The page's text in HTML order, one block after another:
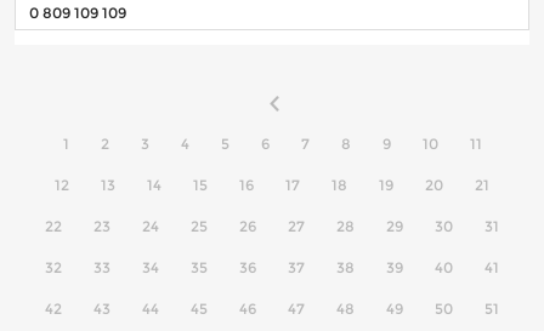
0 809 109 109
1 2 3 4 5 6 7 8 9 10 11
12 13 14 15 16 17 18 19 20 21
22 23 24 25 26 27 28 29 30 31
32 33 34 35 36 37 38 39 40 41
42 43 44 45 46 47 48 49 50 51